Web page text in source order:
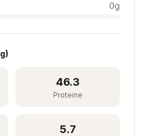
0g
g)
46.3
Proteine
5.7